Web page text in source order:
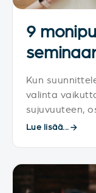
9
Kun
valinta
sujuvuuteen,
tunnelmaan.
Lue lisää...